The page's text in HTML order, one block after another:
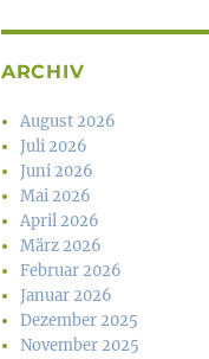
ARCHIV
August 2026
Juli 2026
Juni 2026
Mai 2026
April 2026
März 2026
Februar 2026
Januar 2026
Dezember 2025
November 2025